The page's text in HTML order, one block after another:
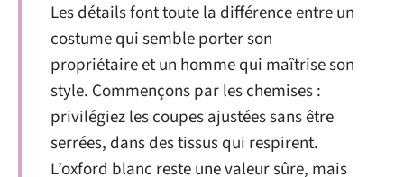
Les détails font toute la différence entre un
costume qui semble porter son
propriétaire et un homme qui maîtrise son
style. Commençons par les chemises :
privilégiez les coupes ajustées sans être
serrées, dans des tissus qui respirent.
L’oxford blanc reste une valeur sûre, mais